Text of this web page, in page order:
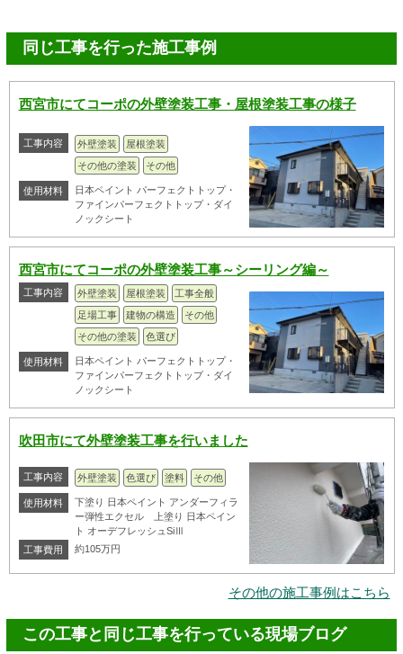
同じ工事を行った施工事例
西宮市にてコーポの外壁塗装工事・屋根塗装工事の様子
工事内容 外壁塗装
屋根塗装
その他の塗装
その他
使用材料
日本ペイント パーフェクトトップ・
ファインパーフェクトトップ・ダイ
ノックシート
西宮市にてコーポの外壁塗装工事～シーリング編～
工事内容 外壁塗装 屋根塗装
工事全般
足場工事
建物の構造
その他
その他の塗装
色選び
使用材料
日本ペイント パーフェクトトップ・
ファインパーフェクトトップ・ダイ
ノックシート
吹田市にて外壁塗装工事を行いました
工事内容 外壁塗装 色選び 塗料 その他
使用材料
下塗り 日本ペイント アンダーフィラ
ー弾性エクセル 上塗り 日本ペイン
ト オーデフレッシュSiⅢ
工事費用
約105万円
その他の施工事例はこちら
この工事と同じ工事を行っている現場ブログ